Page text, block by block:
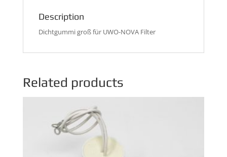
Description
Dichtgummi groß für UWO-NOVA Filter
Related products